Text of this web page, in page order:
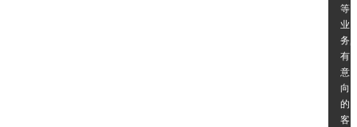
等
业
务,
有
意
向
的
客